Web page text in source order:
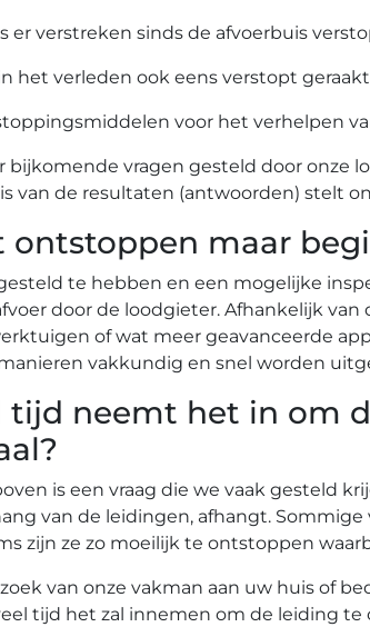
er verstreken sinds de afvoerbuis
het verleden ook eens verstopt
voor het verhelpen
bijkomende vragen gesteld door onze
van de resultaten (antwoorden) stelt
ontstoppen maar
te hebben en een mogelijke
door de loodgieter. Afhankelijk
of wat meer geavanceerde
vakkundig en snel worden
tijd neemt het in om
is een vraag die we vaak gesteld
van de leidingen, afhangt.
zijn ze zo moeilijk te ontstoppen
van onze vakman aan uw huis of
tijd het zal innemen om de leiding te